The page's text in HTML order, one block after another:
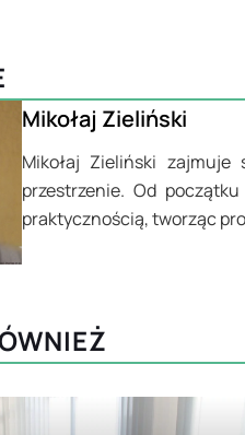
Mikołaj Zieliński
Mikołaj Zieliński
przestrzenie. Od
praktycznością, tworząc